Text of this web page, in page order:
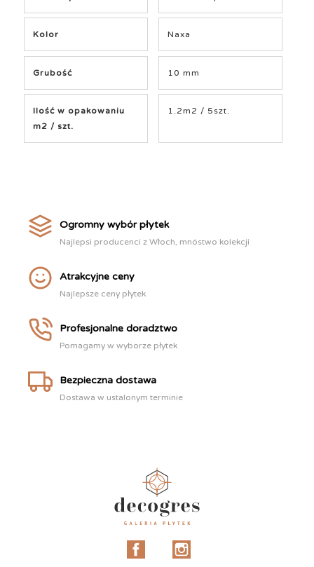
Kolor Naxa
Grubość 10 mm
Ilość w opakowaniu
m2 / szt.
1.2m2 / 5szt.
Ogromny wybór płytek
Najlepsi producenci z Włoch, mnóstwo kolekcji
Atrakcyjne ceny
Najlepsze ceny płytek
Profesjonalne doradztwo
Pomagamy w wyborze płytek
Bezpieczna dostawa
Dostawa w ustalonym terminie
Facebook